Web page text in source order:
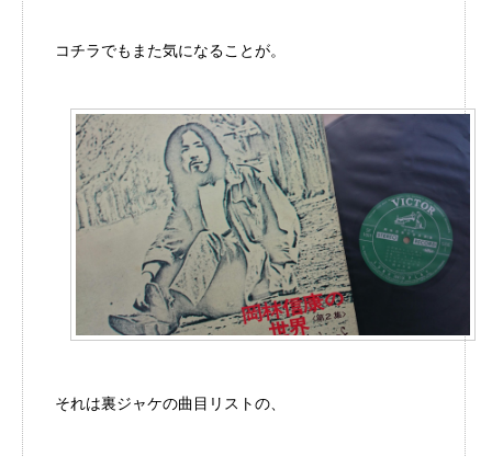
コチラでもまた気になることが。
それは裏ジャケの曲目リストの、